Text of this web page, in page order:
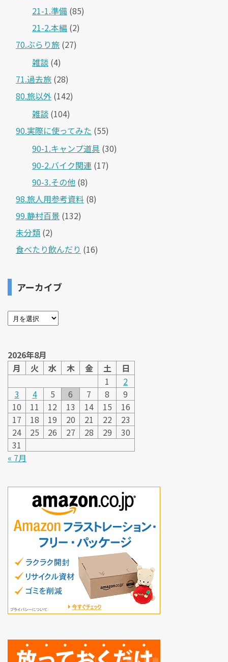
21-1.準備 (85)
21-2.本編 (2)
70.ぶらり旅 (27)
雑談 (4)
71.過去旅 (28)
80.旅以外 (142)
雑談 (104)
90.実際に使ってみた (55)
90-1.キャンプ道具 (30)
90-2.バイク関連 (17)
90-3.その他 (8)
98.旅人用参考資料 (8)
99.静村百景 (132)
未分類 (2)
食べたり飲んだり (16)
アーカイブ
2026年8月
月
火 水 木 金 土
日
1
2
3
4 5 6 7 8
9
10
11 12 13 14 15
16
17
18 19 20 21 22
23
24
25 26 27 28 29
30
31
« 7月